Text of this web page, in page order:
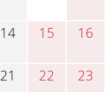
14 15 16
21 22 23